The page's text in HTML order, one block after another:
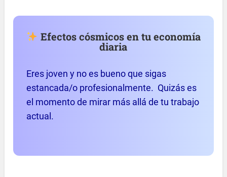
Efectos cósmicos en tu economía
diaria
Eres joven y no es bueno que sigas
estancada/o profesionalmente. Quizás es
el momento de mirar más allá de tu trabajo
actual.